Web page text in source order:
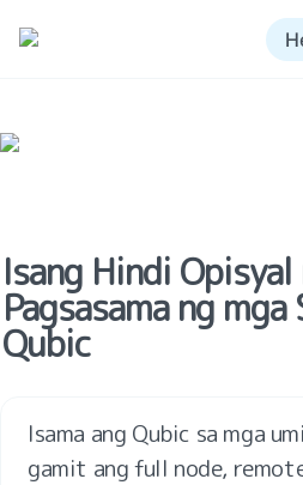
Isang Hindi Opisyal
Pagsasama ng
Qubic
Isama ang Qubic sa mga
gamit ang full node,